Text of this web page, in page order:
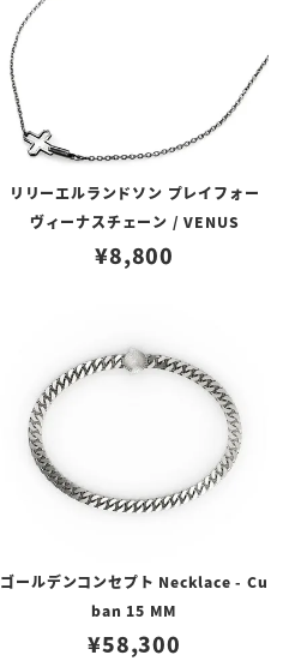
リリーエルランドソン プレイフォー
ヴィーナスチェーン / VENUS
¥8,800
ゴールデンコンセプト Necklace - Cu
ban 15 MM
¥58,300